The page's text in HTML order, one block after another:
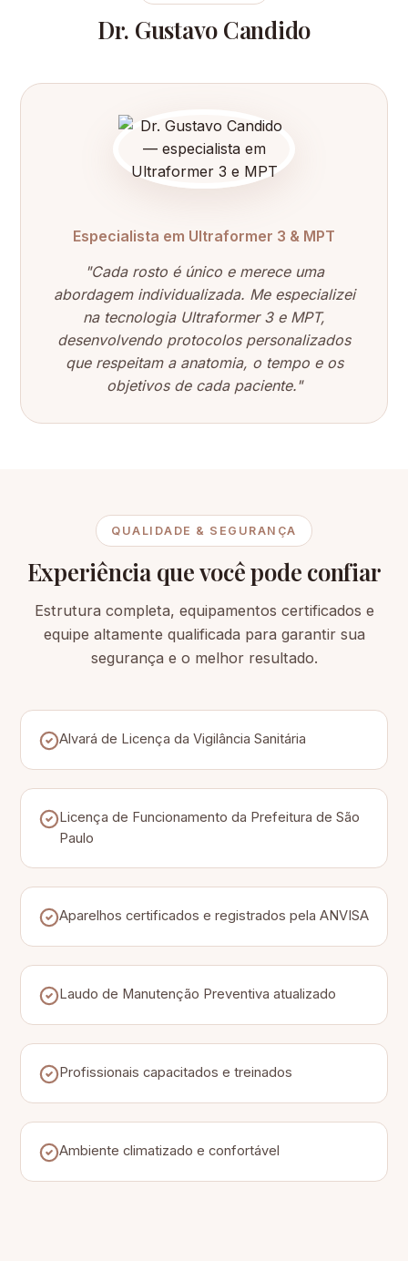
Dr. Gustavo Candido
Especialista em Ultraformer 3 & MPT
"Cada rosto é único e merece uma
abordagem individualizada. Me especializei
na tecnologia Ultraformer 3 e MPT,
desenvolvendo protocolos personalizados
que respeitam a anatomia, o tempo e os
objetivos de cada paciente."
QUALIDADE & SEGURANÇA
Experiência que você pode confiar
Estrutura completa, equipamentos certificados e
equipe altamente qualificada para garantir sua
segurança e o melhor resultado.
Alvará de Licença da Vigilância Sanitária
Licença de Funcionamento da Prefeitura de São
Paulo
Aparelhos certificados e registrados pela ANVISA
Laudo de Manutenção Preventiva atualizado
Profissionais capacitados e treinados
Ambiente climatizado e confortável